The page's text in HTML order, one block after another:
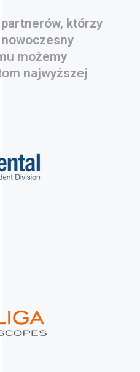
którzy
możemy
najwyższej